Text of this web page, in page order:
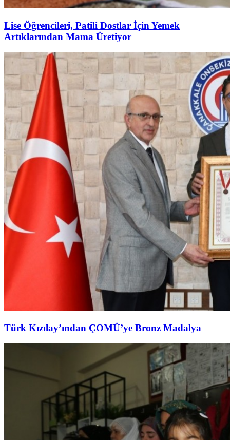
Lise Öğrencileri, Patili Dostlar İçin Yemek
Artıklarından Mama Üretiyor
Türk Kızılay’ından ÇOMÜ’ye Bronz Madalya